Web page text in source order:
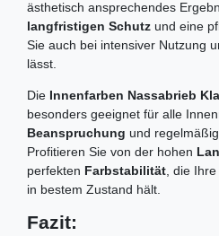
ästhetisch ansprechendes
langfristigen Schutz und eine
Sie auch bei intensiver Nutzung
lässt.
Die Innenfarben Nassabrieb
besonders geeignet für alle
Beanspruchung und
Profitieren Sie von der hohen
perfekten Farbstabilität , die
in bestem Zustand hält.
Fazit: